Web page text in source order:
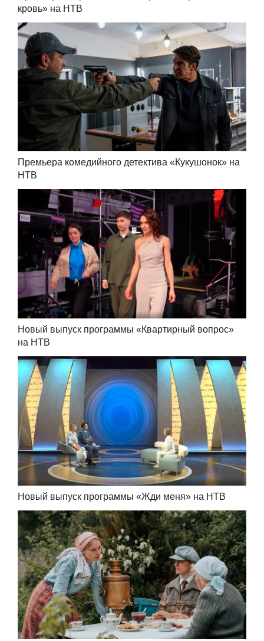
кровь» на НТВ
Премьера комедийного детектива «Кукушонок» на
НТВ
Новый выпуск программы «Квартирный вопрос»
на НТВ
Новый выпуск программы «Жди меня» на НТВ